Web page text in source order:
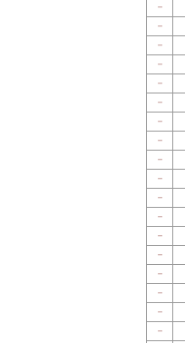
－
－
－
－
－
－
－
－
－
－
－
－
－
－
－
－
－
－